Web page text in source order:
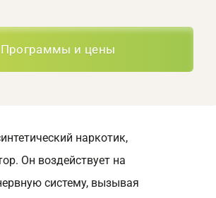
Программы и цены
наркотик,
Он воздействует на
систему, вызывая